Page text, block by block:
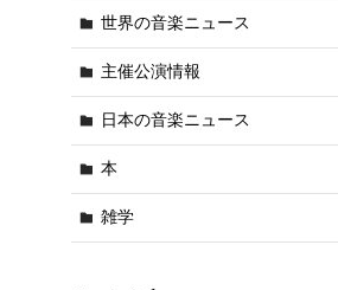
世界の音楽ニュース
主催公演情報
日本の音楽ニュース
本
雑学